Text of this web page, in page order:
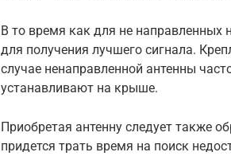
В то время как для не направленных
для получения лучшего сигнала.
случае ненаправленной антенны
устанавливают на крыше.
Приобретая антенну следует также
придется трать время на поиск